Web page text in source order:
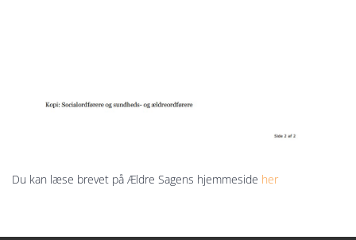
Du kan læse brevet på Ældre Sagens hjemmeside her